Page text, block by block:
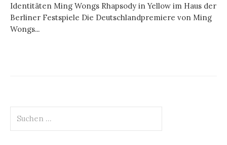
Identitäten Ming Wongs Rhapsody in Yellow im Haus der
Berliner Festspiele Die Deutschlandpremiere von Ming
Wongs...
nach: